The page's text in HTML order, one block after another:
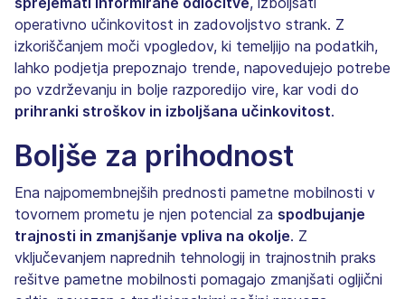
operativno učinkovitost in zadovoljstvo strank. Z
izkoriščanjem moči vpogledov, ki temeljijo na podatkih,
lahko podjetja prepoznajo trende, napovedujejo potrebe
po vzdrževanju in bolje razporedijo vire, kar vodi do
prihranki stroškov in izboljšana učinkovitost.
Boljše za prihodnost
Ena najpomembnejših prednosti pametne mobilnosti v
tovornem prometu je njen potencial za spodbujanje
trajnosti in zmanjšanje vpliva na okolje. Z
vključevanjem naprednih tehnologij in trajnostnih praks
rešitve pametne mobilnosti pomagajo zmanjšati ogljični